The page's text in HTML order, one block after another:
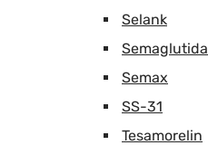
Selank
Semaglutida
Semax
SS-31
Tesamorelin